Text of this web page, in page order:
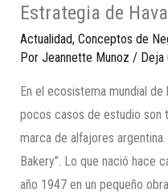
Estrategia de
Actualidad, Conceptos de
Por Jeannette Munoz / Deja
En el ecosistema mundial
pocos casos de estudio son
marca de alfajores
Bakery”. Lo que nació hace
año 1947 en un pequeño